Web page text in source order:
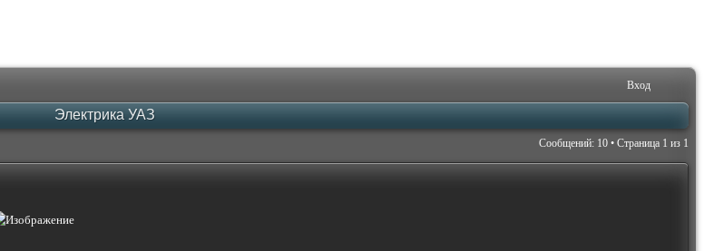
Вход
Электрика УАЗ
Сообщений: 10 • Страница 1 из 1